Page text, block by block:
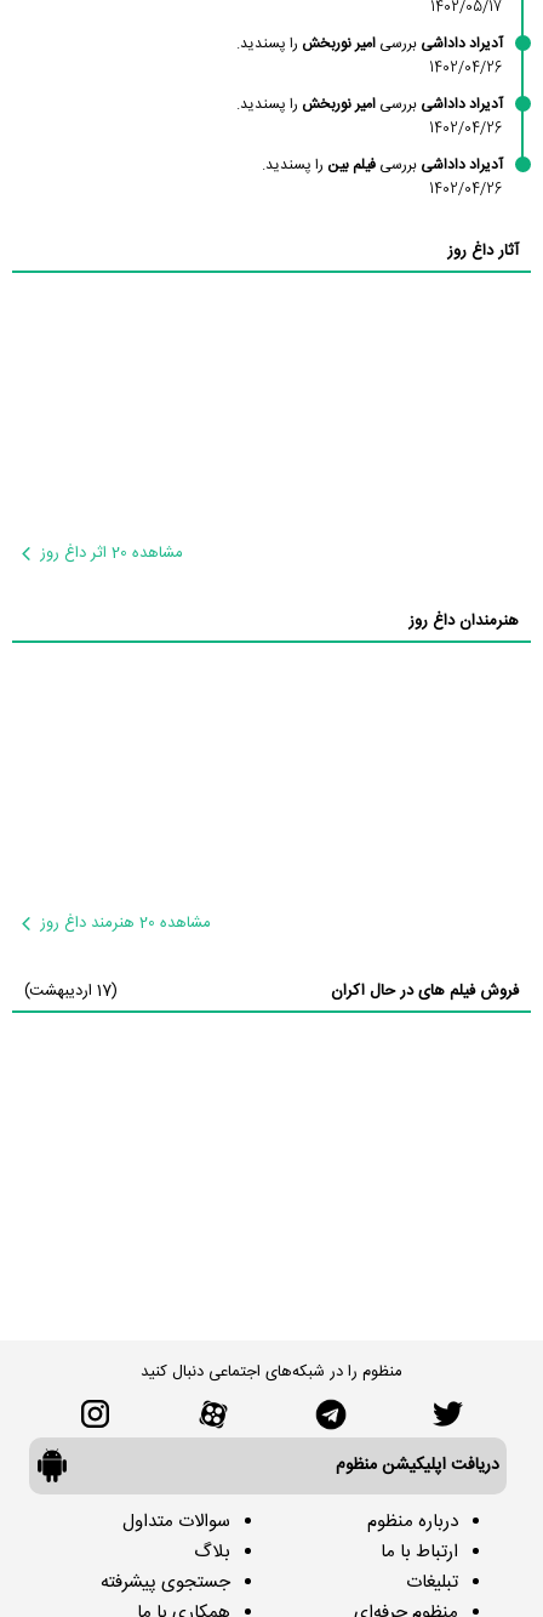
1402/05/17
آدیراد داداشی بررسی امیر نوربخش را پسندید.
1402/04/26
آدیراد داداشی بررسی امیر نوربخش را پسندید.
1402/04/26
آدیراد داداشی بررسی فیلم بین را پسندید.
1402/04/26
آثار داغ روز
مشاهده 20 اثر داغ روز
هنرمندان داغ روز
مشاهده 20 هنرمند داغ روز
فروش فیلم های در حال اکران (17 اردیبهشت)
منظوم را در شبکه‌های اجتماعی دنبال کنید
دریافت اپلیکیشن منظوم
درباره منظوم
ارتباط با ما
تبلیغات
سوالات متداول
بلاگ
جستجوی پیشرفته